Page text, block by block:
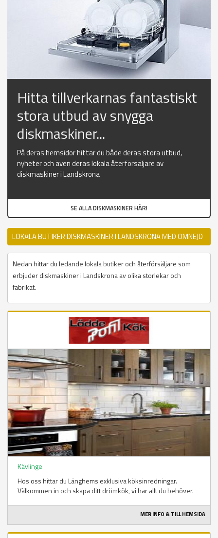
Hitta tillverkarnas fantastiskt
stora utbud av snygga
diskmaskiner...
På deras hemsidor hittar du både deras stora utbud,
nyheter och även deras lokala återförsäljare av
diskmaskiner i Landskrona
SE ALLA DISKMASKINER HÄR!
LOKALA BUTIKER DISKMASKINER I LANDSKRONA MED OMNEJD
Nedan hittar du ledande lokala butiker och återförsäljare som
erbjuder diskmaskiner i Landskrona av olika storlekar och
fabrikat.
Kävlinge
Hos oss hittar du Länghems exklusiva köksinredningar.
Välkommen in och skapa ditt drömkök, vi har allt du behöver.
MER INFO & TILL HEMSIDA